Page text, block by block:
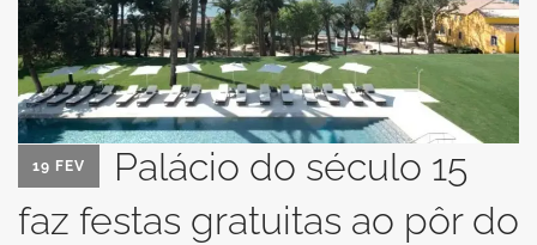
NA MÍDIA
PATAS AO ALTO
SEARCH SITE
19 FEV
Palácio do século 15
faz festas gratuitas ao pôr do